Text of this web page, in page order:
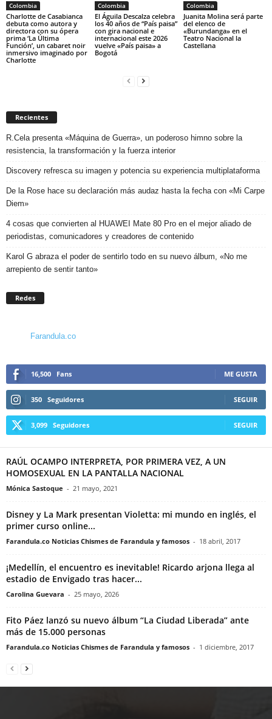
Colombia
Charlotte de Casabianca
debuta como autora y
directora con su ópera
prima ‘La Última
Función’, un cabaret noir
inmersivo imaginado por
Charlotte
Colombia
El Águila Descalza celebra
los 40 años de “País paisa”
con gira nacional e
internacional este 2026
vuelve «País paisa» a
Bogotá
Colombia
Juanita Molina será parte
del elenco de
«Burundanga» en el
Teatro Nacional la
Castellana
Recientes
R.Cela presenta «Máquina de Guerra», un poderoso himno sobre la
resistencia, la transformación y la fuerza interior
Discovery refresca su imagen y potencia su experiencia multiplataforma
De la Rose hace su declaración más audaz hasta la fecha con «Mi Carpe
Diem»
4 cosas que convierten al HUAWEI Mate 80 Pro en el mejor aliado de
periodistas, comunicadores y creadores de contenido
Karol G abraza el poder de sentirlo todo en su nuevo álbum, «No me
arrepiento de sentir tanto»
Redes
Farandula.co
16,500 Fans ME GUSTA
350 Seguidores SEGUIR
3,099 Seguidores SEGUIR
RAÚL OCAMPO INTERPRETA, POR PRIMERA VEZ, A UN
HOMOSEXUAL EN LA PANTALLA NACIONAL
Mónica Sastoque - 21 mayo, 2021
Disney y La Mark presentan Violetta: mi mundo en inglés, el
primer curso online...
Farandula.co Noticias Chismes de Farandula y famosos - 18 abril, 2017
¡Medellín, el encuentro es inevitable! Ricardo arjona llega al
estadio de Envigado tras hacer...
Carolina Guevara - 25 mayo, 2026
Fito Páez lanzó su nuevo álbum “La Ciudad Liberada” ante
más de 15.000 personas
Farandula.co Noticias Chismes de Farandula y famosos - 1 diciembre, 2017